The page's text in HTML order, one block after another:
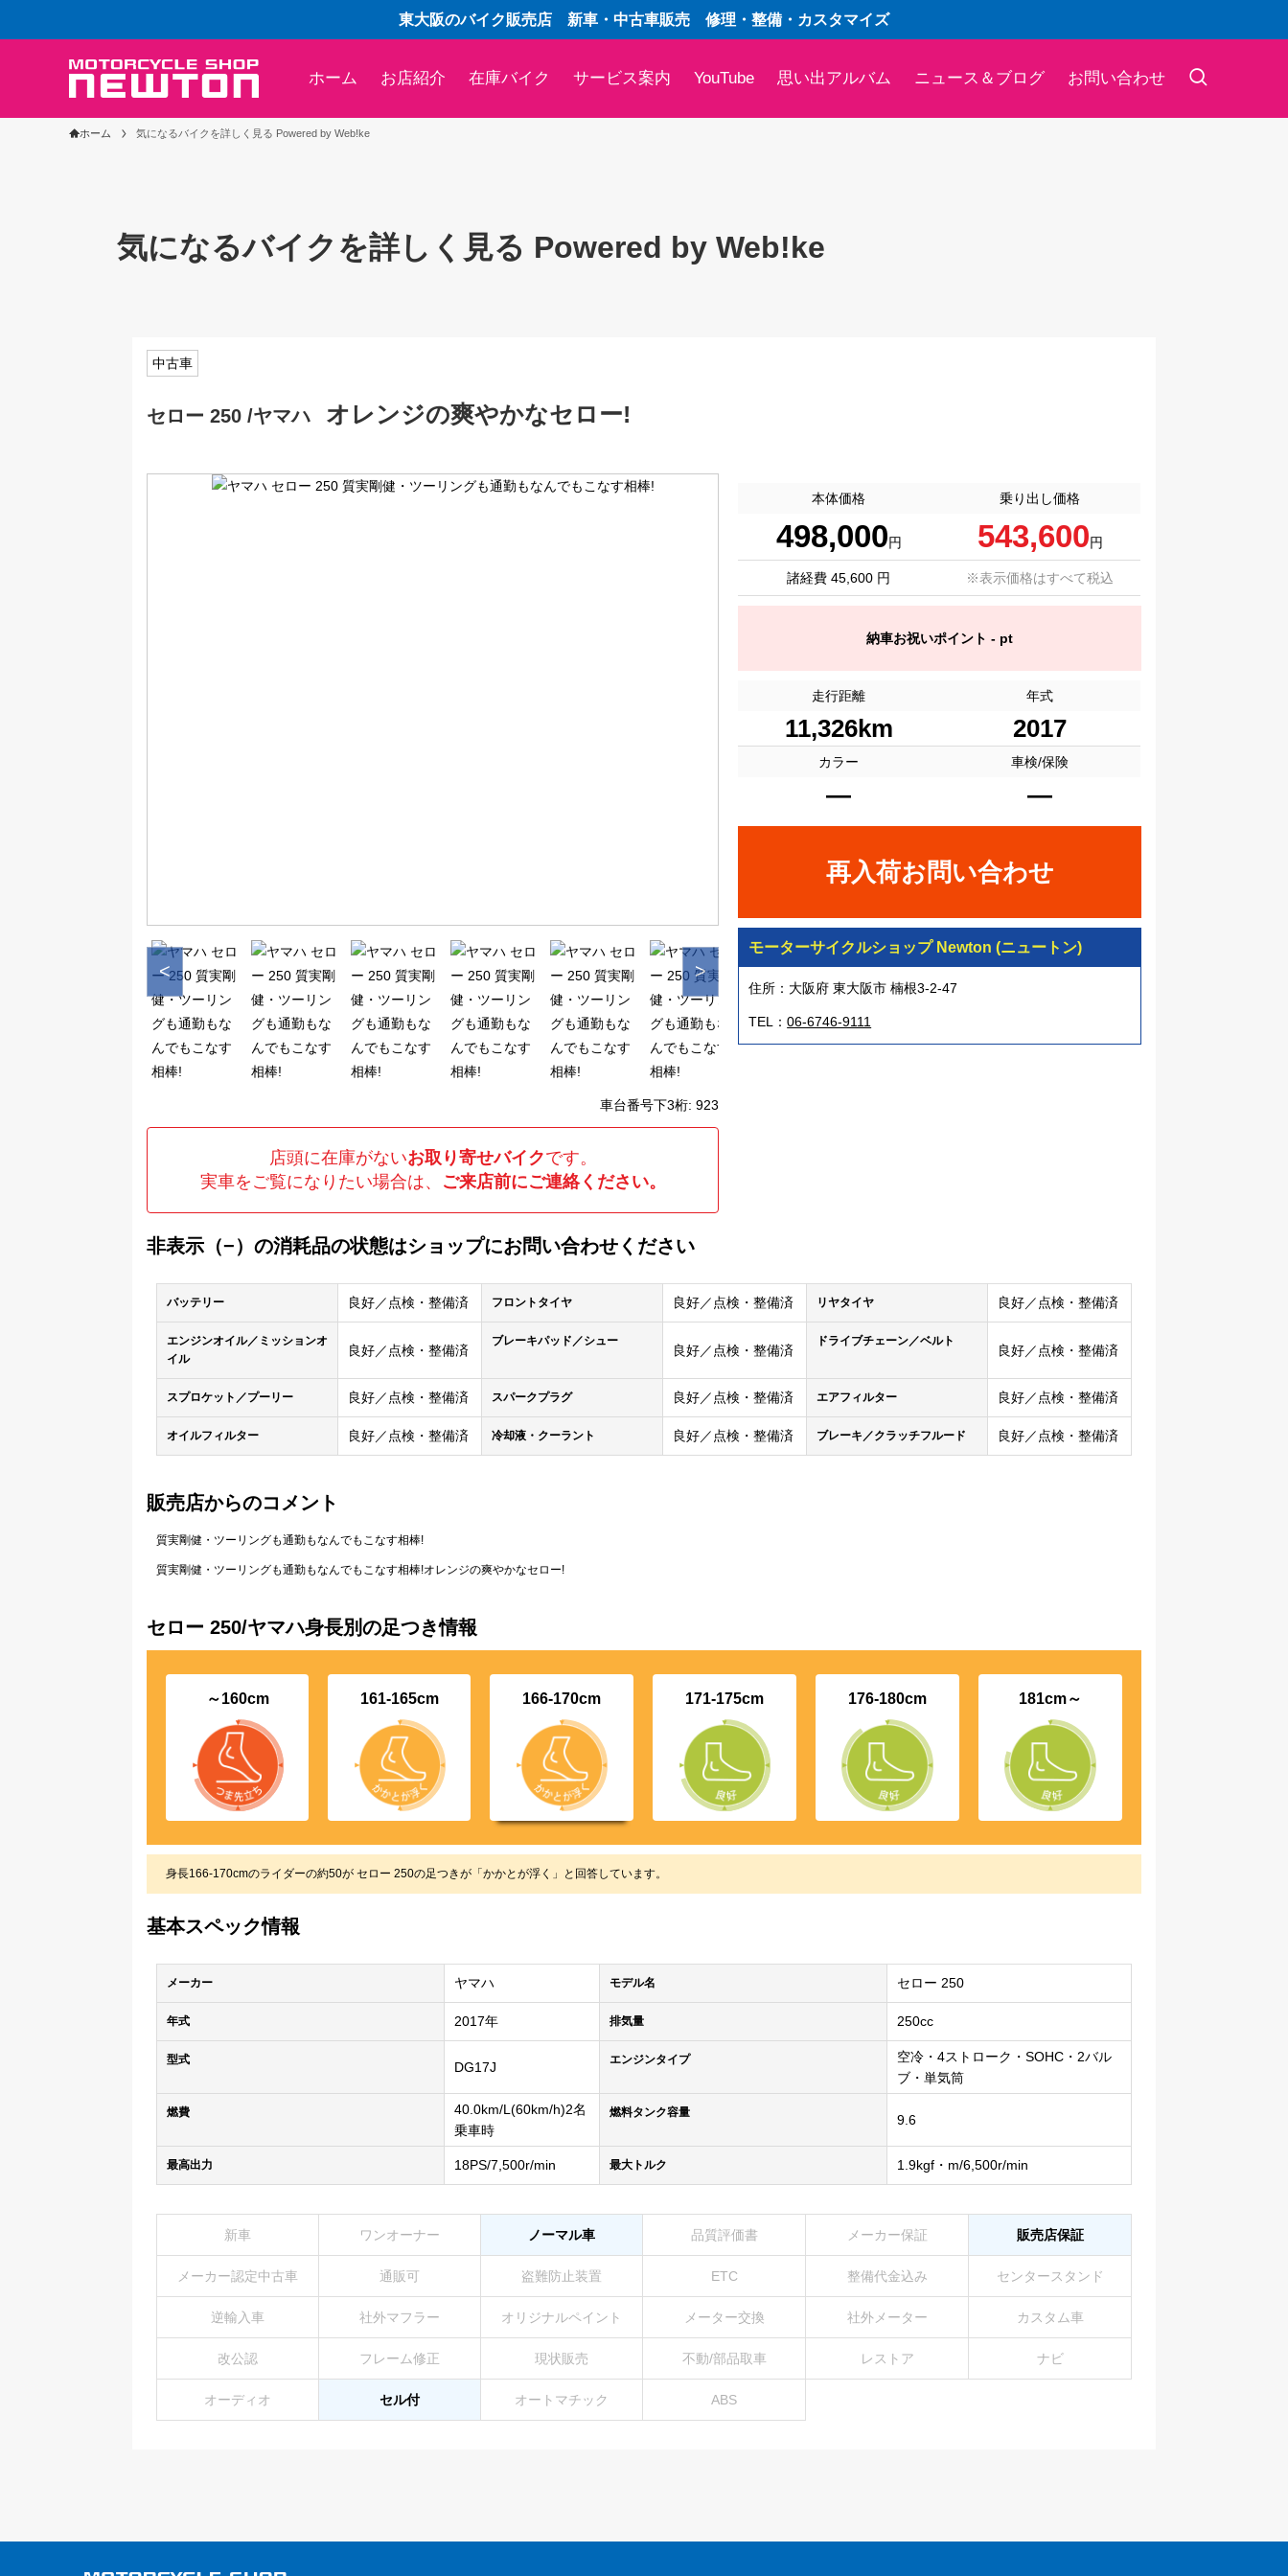
東大阪のバイク販売店 新車・中古車販売 修理・整備・カスタマイズ
ホーム お店紹介 在庫バイク サービス案内 YouTube 思い出アルバム ニュース＆ブログ お問い合わせ
ホーム 気になるバイクを詳しく見る Powered by Web!ke
気になるバイクを詳しく見る Powered by Web!ke
中古車
セロー 250 /ヤマハ オレンジの爽やかなセロー!
< >
車台番号下3桁:923
店頭に在庫がないお取り寄せバイクです。
実車をご覧になりたい場合は、
ご来店前にご連絡ください。
本体価格 乗り出し価格
498,000円 543,600円
諸経費 45,600 円 ※表示価格はすべて税込
納車お祝いポイント - pt
走行距離 年式
11,326km 2017
カラー 車検/保険
― ―
再入荷お問い合わせ
モーターサイクルショップ Newton (ニュートン)
住所：大阪府 東大阪市 楠根3-2-47
TEL：06-6746-9111
非表示（−）の消耗品の状態はショップにお問い合わせください
バッテリー 良好／点検・整備済 フロントタイヤ 良好／点検・整備済 リヤタイヤ 良好／点検・整備済
エンジンオイル／ミッションオ
イル
良好／点検・整備済
ブレーキパッド／シュー
良好／点検・整備済
ドライブチェーン／ベルト
良好／点検・整備済
スプロケット／プーリー 良好／点検・整備済 スパークプラグ 良好／点検・整備済 エアフィルター 良好／点検・整備済
オイルフィルター 良好／点検・整備済 冷却液・クーラント 良好／点検・整備済 ブレーキ／クラッチフルード 良好／点検・整備済
販売店からのコメント
質実剛健・ツーリングも通勤もなんでもこなす相棒!
質実剛健・ツーリングも通勤もなんでもこなす相棒!オレンジの爽やかなセロー!
セロー 250/ヤマハ身長別の足つき情報
～160cm 161-165cm 166-170cm 171-175cm 176-180cm 181cm～
身長166-170cmのライダーの約50が セロー 250の足つきが「かかとが浮く」と回答しています。
基本スペック情報
メーカー ヤマハ モデル名 セロー 250
年式 2017年 排気量 250cc
型式 DG17J エンジンタイプ
空冷・4ストローク・SOHC・2バル
ブ・単気筒
燃費
40.0km/L(60km/h)2名
乗車時
燃料タンク容量 9.6
最高出力 18PS/7,500r/min 最大トルク 1.9kgf・m/6,500r/min
新車 ワンオーナー ノーマル車 品質評価書 メーカー保証 販売店保証
メーカー認定中古車 通販可 盗難防止装置 ETC 整備代金込み センタースタンド
逆輸入車 社外マフラー オリジナルペイント メーター交換 社外メーター カスタム車
改公認 フレーム修正 現状販売 不動/部品取車 レストア ナビ
オーディオ セル付 オートマチック ABS